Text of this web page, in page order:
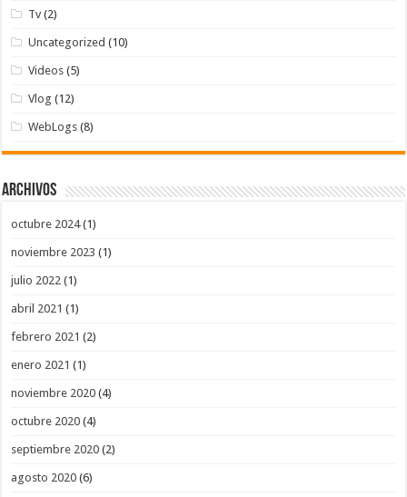
Tv (2)
Uncategorized (10)
Videos (5)
Vlog (12)
WebLogs (8)
Archivos
octubre 2024(1)
noviembre 2023 (1)
julio 2022 (1)
abril 2021 (1)
febrero 2021 (2)
enero 2021 (1)
noviembre 2020 (4)
octubre 2020 (4)
septiembre 2020 (2)
agosto 2020 (6)